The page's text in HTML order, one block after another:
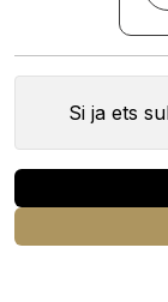
Si ja ets